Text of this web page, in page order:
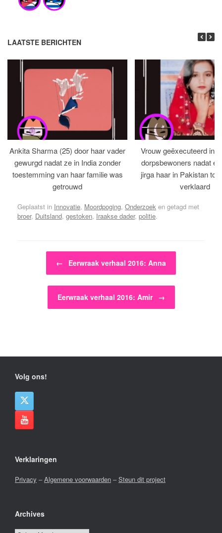
LAATSTE BERICHTEN
Ankita Sharma (25) door haar vader
gewurgd nadat ze in India zonder
toestemming van haar familie was
getrouwd
Vrouw geëxecuteerd in
dorpsbewoners nadat
jirga haar in Pakistan tot
verklaard
Geplaatst in Innovatie, Moordpoging, Onderzoek en getagd met
broer, Duitsland, gestoken, Iraakse dader, politie.
Bericht navigatie
← Eerwraak verhaal 2016: Anna
Eerwraak verhaal 2016: Amir →
Volg ons!
Verklaringen
Privacy –Algemene voorwaarden –Steun dit project
Archives